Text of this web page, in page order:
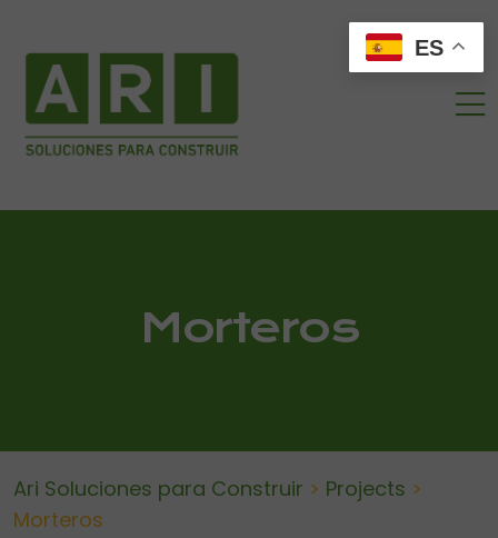
Morteros
Ari Soluciones para Construir > Projects >
Morteros
ES